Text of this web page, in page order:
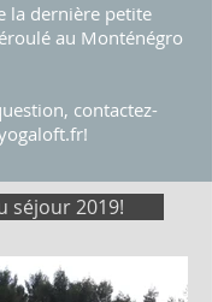
la dernière petite
au Monténégro
contactez-
séjour 2019!